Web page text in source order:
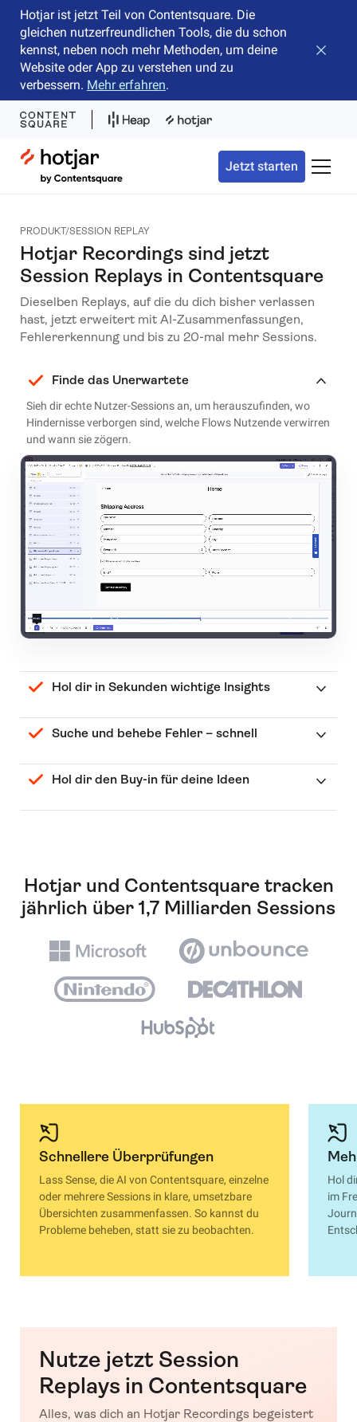
Hotjar ist jetzt Teil von Contentsquare. Die
gleichen nutzerfreundlichen Tools, die du schon
kennst, neben noch mehr Methoden, um deine
Website oder App zu verstehen und zu
verbessern. Mehr erfahren.
Hotjar Logo
Jetzt starten
PRODUKT/SESSION REPLAY
Hotjar Recordings sind jetzt
Session Replays in Contentsquare
Dieselben Replays, auf die du dich bisher verlassen
hast, jetzt erweitert mit AI-Zusammenfassungen,
Fehlererkennung und bis zu 20-mal mehr Sessions.
Finde das Unerwartete
Sieh dir echte Nutzer-Sessions an, um herauszufinden, wo
Hindernisse verborgen sind, welche Flows Nutzende verwirren
und wann sie zögern.
Hol dir in Sekunden wichtige Insights
Suche und behebe Fehler – schnell
Hol dir den Buy-in für deine Ideen
Hotjar und Contentsquare tracken
jährlich über 1,7 Milliarden Sessions
Schnellere Überprüfungen
Lass Sense, die AI von Contentsquare, einzelne
oder mehrere Sessions in klare, umsetzbare
Übersichten zusammenfassen. So kannst du
Probleme beheben, statt sie zu beobachten.
Hol
im
Nutze jetzt Session
Replays in Contentsquare
Alles, was dich an Hotjar Recordings begeistert